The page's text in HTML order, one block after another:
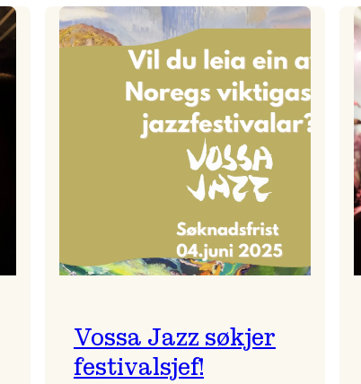
er
tilbake!
Vossa Jazz søkjer
festivalsjef!